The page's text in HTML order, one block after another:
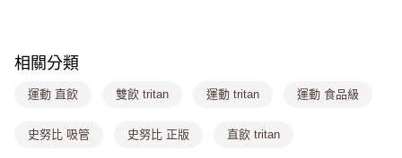
【大哥付你分期使用說明】
1.本服務由台灣大哥大提供，台灣大哥大用戶可立即使用無須另外申請。
2.付款方式選擇「大哥付你分期」，訂單成立後會自動跳轉到大哥付的交易
3.實際核准額度、可分期數及費用金額請依後續交易確認頁面所載為準。
ATM付款
全家取貨付款
相關分類
運動 直飲 雙飲 tritan 運動 tritan 運動 食品級
史努比 吸管 史努比 正版 直飲 tritan